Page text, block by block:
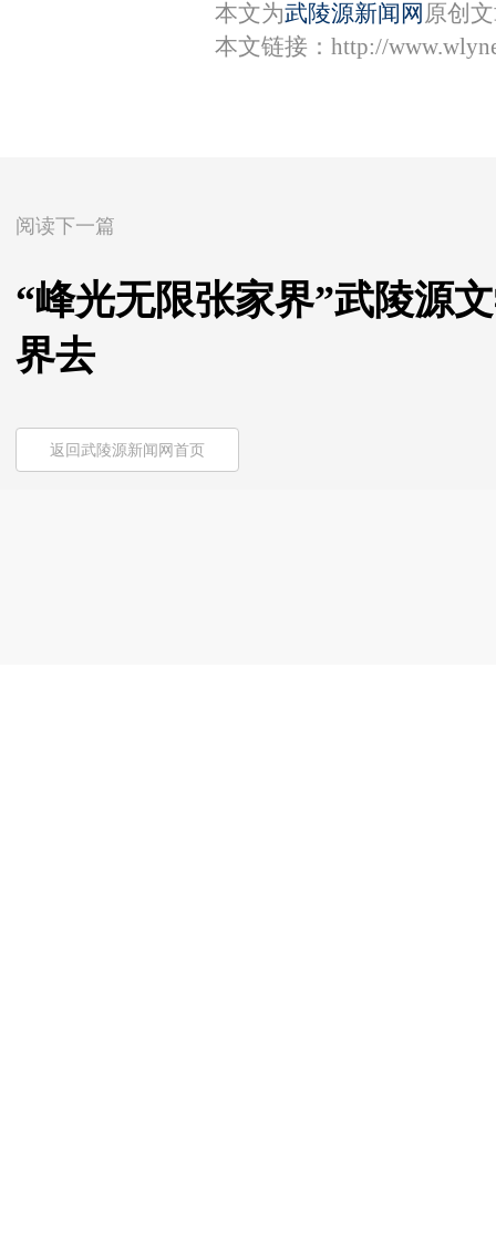
本文为武陵源新闻网 原创
本文链接： http://
阅读下一篇
“峰光无限张家界”武陵源
界去
返回武陵源新闻网首页